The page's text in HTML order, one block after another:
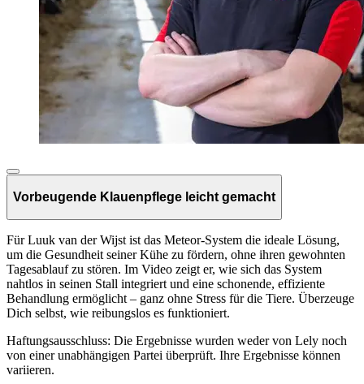
Vorbeugende Klauenpflege leicht gemacht
Für Luuk van der Wijst ist das Meteor-System die ideale Lösung,
um die Gesundheit seiner Kühe zu fördern, ohne ihren gewohnten
Tagesablauf zu stören. Im Video zeigt er, wie sich das System
nahtlos in seinen Stall integriert und eine schonende, effiziente
Behandlung ermöglicht – ganz ohne Stress für die Tiere. Überzeuge
Dich selbst, wie reibungslos es funktioniert.
Haftungsausschluss: Die Ergebnisse wurden weder von Lely noch
von einer unabhängigen Partei überprüft. Ihre Ergebnisse können
variieren.